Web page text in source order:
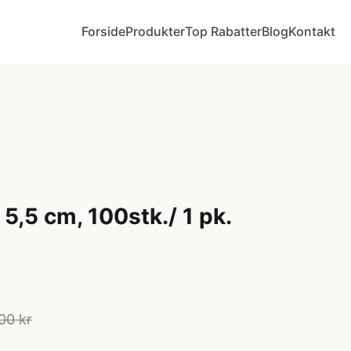
ForsideProdukterTop RabatterBlogKontakt
cm, 100stk./ 1 pk.
kr